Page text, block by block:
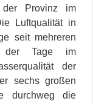
der Provinz im
Luftqualität in
seit mehreren
Tage im
der
sechs großen
durchweg die